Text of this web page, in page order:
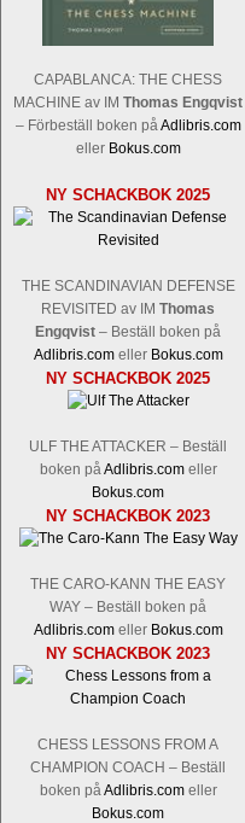
CAPABLANCA: THE CHESS
MACHINE av IM Thomas Engqvist
– Förbeställ boken påAdlibris.com
eller Bokus.com
NY SCHACKBOK 2025
THE SCANDINAVIAN DEFENSE
REVISITED av IM Thomas
Engqvist – Beställ boken på
Adlibris.comeller Bokus.com
NY SCHACKBOK 2025
ULF THE ATTACKER – Beställ
boken påAdlibris.comeller
Bokus.com
NY SCHACKBOK 2023
THE CARO-KANN THE EASY
WAY – Beställ boken på
Adlibris.comeller Bokus.com
NY SCHACKBOK 2023
CHESS LESSONS FROM A
CHAMPION COACH – Beställ
boken påAdlibris.comeller
Bokus.com